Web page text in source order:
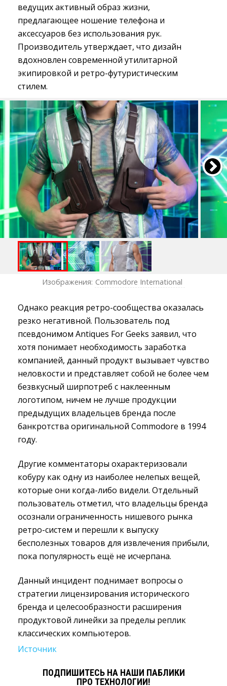
ведущих активный образ жизни,
предлагающее ношение телефона и
аксессуаров без использования рук.
Производитель утверждает, что дизайн
вдохновлен современной утилитарной
экипировкой и ретро-футуристическим
стилем.
Изображения: Commodore International
Однако реакция ретро-сообщества оказалась
резко негативной. Пользователь под
псевдонимом Antiques For Geeks заявил, что
хотя понимает необходимость заработка
компанией, данный продукт вызывает чувство
неловкости и представляет собой не более чем
безвкусный ширпотреб с наклеенным
логотипом, ничем не лучше продукции
предыдущих владельцев бренда после
банкротства оригинальной Commodore в 1994
году.
Другие комментаторы охарактеризовали
кобуру как одну из наиболее нелепых вещей,
которые они когда-либо видели. Отдельный
пользователь отметил, что владельцы бренда
осознали ограниченность нишевого рынка
ретро-систем и перешли к выпуску
бесполезных товаров для извлечения прибыли,
пока популярность ещё не исчерпана.
Данный инцидент поднимает вопросы о
стратегии лицензирования исторического
бренда и целесообразности расширения
продуктовой линейки за пределы реплик
классических компьютеров.
Источник
ПОДПИШИТЕСЬ НА НАШИ ПАБЛИКИ
ПРО ТЕХНОЛОГИИ!